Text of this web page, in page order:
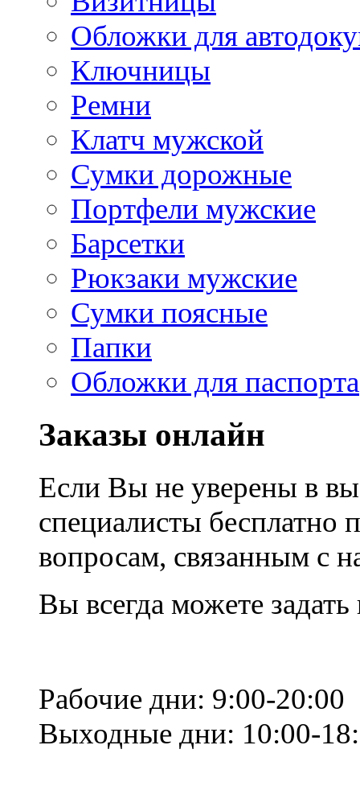
Обложки для
Ключницы
Ремни
Клатч мужской
Сумки дорожные
Портфели мужские
Барсетки
Рюкзаки мужские
Сумки поясные
Папки
Обложки для паспорта
Заказы онлайн
Если Вы не уверены в
специалисты
вопросам, связанным с
Вы всегда можете
Рабочие дни: 9:00-20:00
Выходные дни: 10:00-